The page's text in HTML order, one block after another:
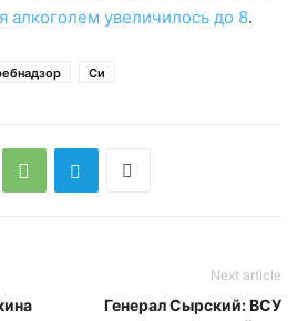
алкоголем увеличилось до 8.
Си
Next article
Генерал Сырский: ВСУ